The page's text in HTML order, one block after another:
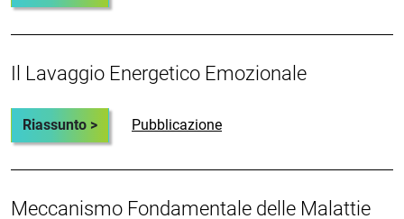
Il Lavaggio Energetico Emozionale
Riassunto > Pubblicazione
Meccanismo Fondamentale delle Malattie